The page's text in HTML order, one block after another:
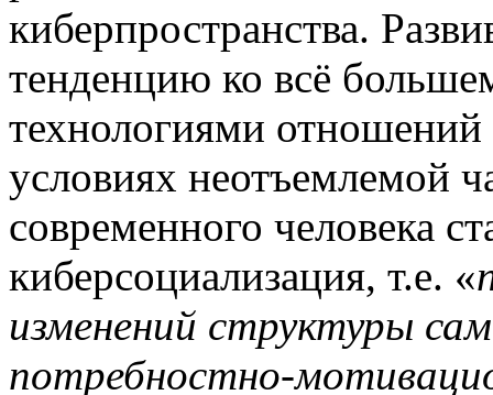
киберпространства.
тенденцию ко всё
технологиями
условиях неотъемлемой
современного человека
киберсоциализация, т.е. «
изменений структуры
потребностно-